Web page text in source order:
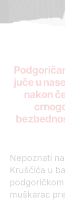
juče u
nakon
Nepoznati
Kruščića u
muškarac